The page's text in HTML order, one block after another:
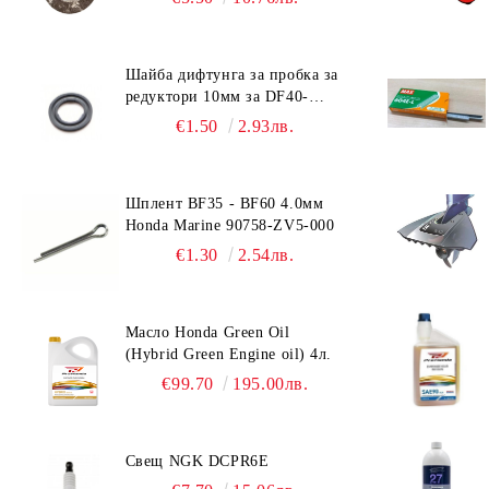
Tenju Резервни части
Tenju Корди
Okatsune Сърпове
Chikamasa Резервни части
ARS Цветарски ножици
ARS Телескопични ножици
ARS Ножици за бране на
ARS Овощарски ножици
ARS Ножици за храсти
ARS Резервни части
Silky Сгъваеми триони с право
Шайба дифтунга за пробка за
редуктори 10мм за DF40-
DF140 Suzuki 09168-10022
€1.50 2.93лв.
Шплент BF35 - BF60 4.0мм
Honda Marine 90758-ZV5-000
€1.30 2.54лв.
Масло Honda Green Oil
(Hybrid Green Engine oil) 4л.
€99.70 195.00лв.
Свещ NGK DCPR6E